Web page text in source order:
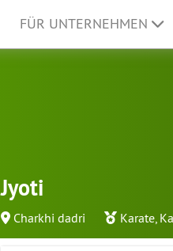
FÜR UNTERNEHMEN
Jyoti
Charkhi dadri Karate,